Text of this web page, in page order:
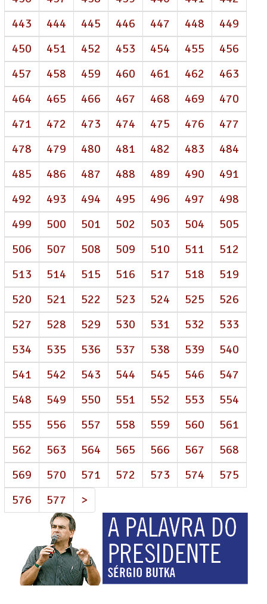
443
444 445 446 447 448
449
450
451 452 453 454 455
456
457
458 459 460 461 462
463
464
465 466 467 468 469
470
471
472 473 474 475 476
477
478
479 480 481 482 483
484
485
486 487 488 489 490
491
492
493 494 495 496 497
498
499
500 501 502 503 504
505
506
507 508 509 510 511
512
513
514 515 516 517 518
519
520
521 522 523 524 525
526
527
528 529 530 531 532
533
534
535 536 537 538 539
540
541
542 543 544 545 546
547
548
549 550 551 552 553
554
555
556 557 558 559 560
561
562
563 564 565 566 567
568
569
570 571 572 573 574
575
576
577 >